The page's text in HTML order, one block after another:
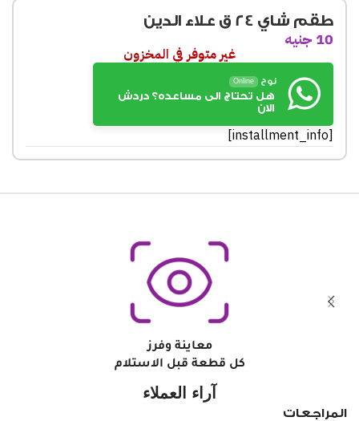
طقم شاي 24 ق علاء الدين
10 جنيه
غير متوفر في المخزون
نوح Online
هل تحتاج الى مساعده؟ دردش
الان
[installment_info]
معاينة وفرز
كل قطعة قبل الاستلام
آراء العملاء
المراجعات